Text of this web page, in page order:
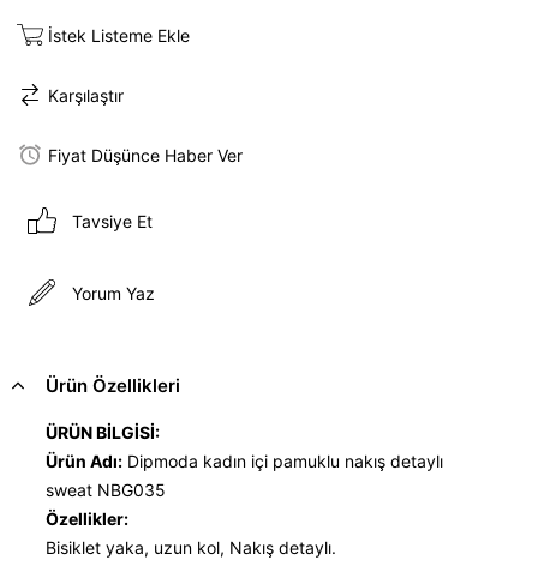
İstek Listeme Ekle
Karşılaştır
Fiyat Düşünce Haber Ver
Tavsiye Et
Yorum Yaz
Ürün Özellikleri
ÜRÜN BİLGİSİ:
Ürün Adı: Dipmoda kadın içi pamuklu nakış detaylı
sweat NBG035
Özellikler:
Bisiklet yaka, uzun kol, Nakış detaylı.